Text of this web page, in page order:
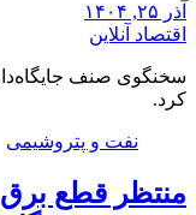
آذر ۲۵, ۱۴۰۴
اقتصاد آنلاین
کرد.
نفت و پتروشیمی
منتظر قطع برق